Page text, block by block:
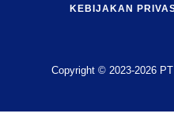
KEBIJAKAN
Copyright © 2023-2026